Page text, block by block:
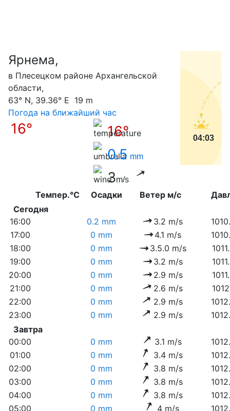
Ярнема,
в Плесецком районе Архангельской
области,
63° N, 39.36° E 19 m
Погода на ближайший час
16°
16°
0.5 mm
3m/s
04:03
Темпер.°C Осадки Ветер м/с
Сегодня
16:00
0.2 mm 3.2 m/s
17:00
0 mm 4.1 m/s
18:00
0 mm 3.5.0 m/s
19:00
0 mm 3.2 m/s
20:00
0 mm 2.9 m/s
21:00
0 mm 2.6 m/s
22:00
0 mm 2.9 m/s
23:00
0 mm 2.9 m/s
Завтра
00:00
0 mm 3.1 m/s
01:00
0 mm 3.4 m/s
02:00
0 mm 3.8 m/s
03:00
0 mm 3.8 m/s
04:00
0 mm 3.8 m/s
05:00
0 mm 4 m/s